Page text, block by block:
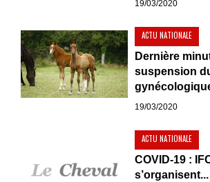
19/03/2020
ACTU NATIONALE
Dernière
suspension
19/03/2020
ACTU NATIONALE
COVID-19 :
s’organisent...